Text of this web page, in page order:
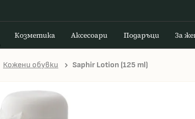
Козметика Аксесоари Подаръци За
Кожени обувки Saphir Lotion (125 ml)